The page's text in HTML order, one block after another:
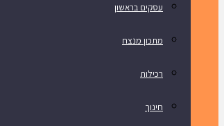
עסקים בראשון
מתכון מנצח
רכילות
חינוך